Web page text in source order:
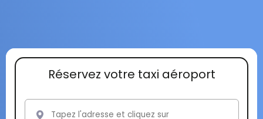
Réservez votre taxi aéroport